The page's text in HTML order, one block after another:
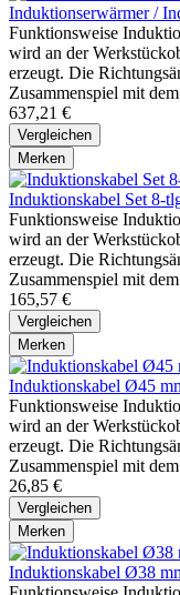
Induktionserwärmer /
Funktionsweise
wird an der
erzeugt. Die
Zusammenspiel mit
637,21 €
Vergleichen
Merken
Induktionskabel Set 8-
Funktionsweise
wird an der
erzeugt. Die
Zusammenspiel mit
165,57 €
Vergleichen
Merken
Induktionskabel Ø45
Funktionsweise
wird an der
erzeugt. Die
Zusammenspiel mit
26,85 €
Vergleichen
Merken
Induktionskabel Ø38